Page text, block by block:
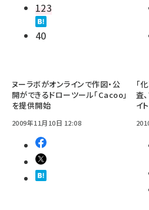
123
40
ヌーラボがオンラインで作図・公
開ができるドローツール「Cacoo」
を提供開始
2009年11月10日 12:08
「
査
イ